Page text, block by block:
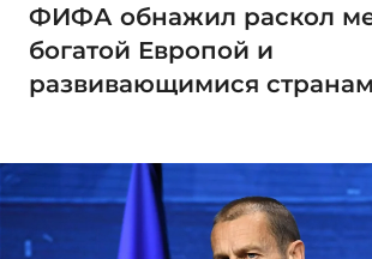
ФИФА обнажил раскол
богатой Европой и
развивающимися